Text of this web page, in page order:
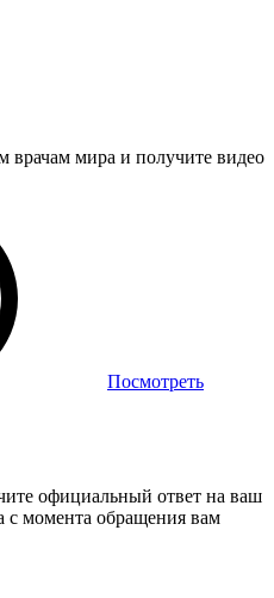
врачам мира и получите видео
Посмотреть
официальный ответ на ваш
с момента обращения вам